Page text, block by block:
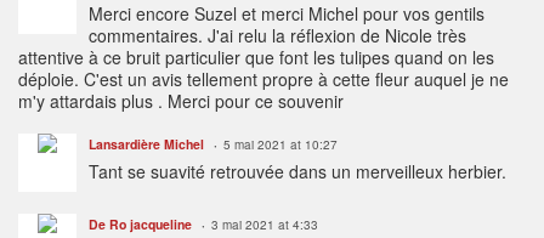
Merci encore Suzel et merci Michel pour vos gentils
commentaires. J'ai relu la réflexion de Nicole très
attentive à ce bruit particulier que font les tulipes quand on les
déploie. C'est un avis tellement propre à cette fleur auquel je ne
m'y attardais plus . Merci pour ce souvenir
Lansardière Michel 5 mai 2021 at 10:27
Tant se suavité retrouvée dans un merveilleux herbier.
De Ro jacqueline 3 mai 2021 at 4:33